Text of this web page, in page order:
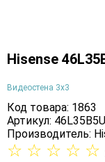
Hisense
Видеостена 3х3
Код товара: 1863
Артикул: 46L35B5U
Производитель:
☆ ☆ ☆ ☆ ☆